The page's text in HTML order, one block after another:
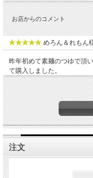
お店からのコメント
めろん＆れもん
昨年初めて素麺のつゆで頂
て購入しました。
注文